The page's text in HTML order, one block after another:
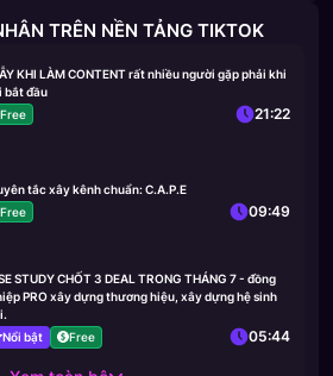
TRÊN NỀN TẢNG TIKTOK
KHI LÀM CONTENT rất nhiều người gặp phải khi
bắt đầu
Free
21:22
tắc xây kênh chuẩn: C.A.P.E
Free
09:49
STUDY CHỐT 3 DEAL TRONG THÁNG 7 - đồng
PRO xây dựng thương hiệu, xây dựng hệ sinh
Nổi bật
Free 05:44